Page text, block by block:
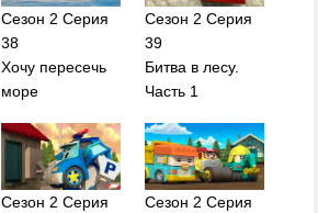
Сезон 2 Серия
38
Хочу пересечь
море
Сезон 2 Серия
39
Битва в лесу.
Часть 1
Сезон 2 Серия
Сезон 2 Серия